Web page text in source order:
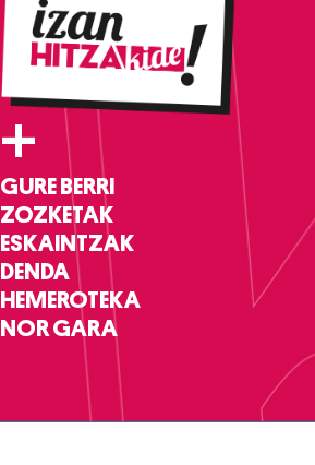
+
GURE BERRI
ZOZKETAK
ESKAINTZAK
DENDA
HEMEROTEKA
NOR GARA